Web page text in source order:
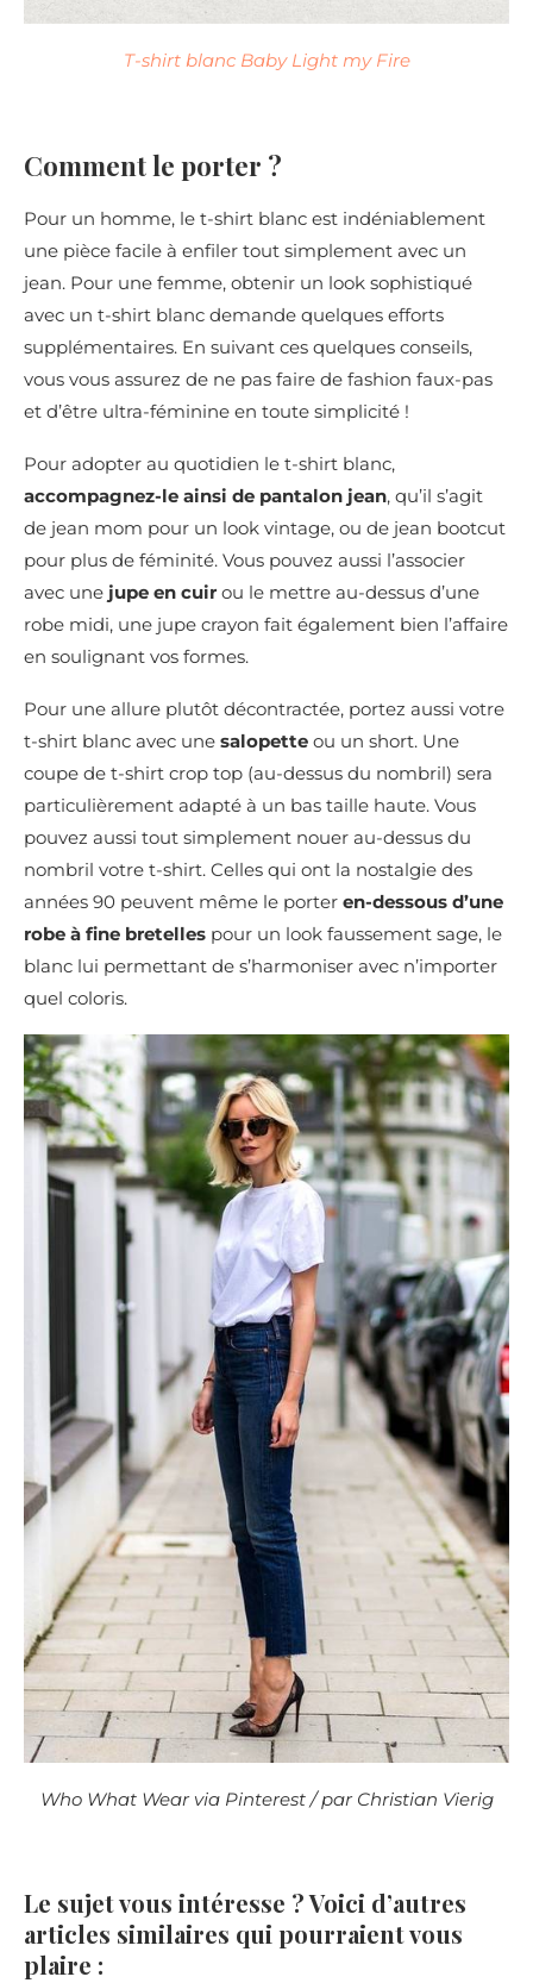
T-shirt blanc Baby Light my Fire
Comment le porter ?
Pour un homme, le t-shirt blanc est indéniablement
une pièce facile à enfiler tout simplement avec un
jean. Pour une femme, obtenir un look sophistiqué
avec un t-shirt blanc demande quelques efforts
supplémentaires. En suivant ces quelques conseils,
vous vous assurez de ne pas faire de fashion faux-pas
et d’être ultra-féminine en toute simplicité !
Pour adopter au quotidien le t-shirt blanc,
accompagnez-le ainsi de pantalon jean, qu’il s’agit
de jean mom pour un look vintage, ou de jean bootcut
pour plus de féminité. Vous pouvez aussi l’associer
avec une jupe en cuir ou le mettre au-dessus d’une
robe midi, une jupe crayon fait également bien l’affaire
en soulignant vos formes.
Pour une allure plutôt décontractée, portez aussi votre
t-shirt blanc avec une salopette ou un short. Une
coupe de t-shirt crop top (au-dessus du nombril) sera
particulièrement adapté à un bas taille haute. Vous
pouvez aussi tout simplement nouer au-dessus du
nombril votre t-shirt. Celles qui ont la nostalgie des
années 90 peuvent même le porter en-dessous d’une
robe à fine bretelles pour un look faussement sage, le
blanc lui permettant de s’harmoniser avec n’importer
quel coloris.
Who What Wear via Pinterest / par Christian Vierig
Le sujet vous intéresse ? Voici d’autres
articles similaires qui pourraient vous
plaire :